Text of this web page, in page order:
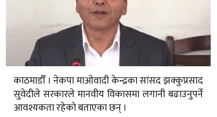
काठमाडौँ । नेकपा माओवादी केन्द्रका सांसद झक्कुप्रसाद
सुवेदीले सरकारले मानवीय विकासमा लगानी बढाउनुपर्ने
आवश्यकता रहेको बताएका छन् ।